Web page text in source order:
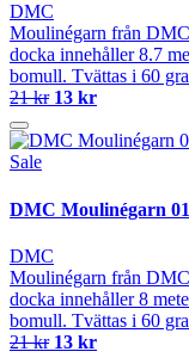
DMC
Moulinégarn från
docka innehåller 8.7
bomull. Tvättas i 60
21 kr 13 kr
Sale
DMC Moulinégarn
DMC
Moulinégarn från
docka innehåller 8
bomull. Tvättas i 60
21 kr 13 kr